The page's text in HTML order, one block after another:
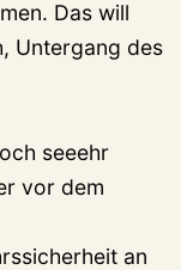
Das will
Untergang des
seeehr
vor dem
an